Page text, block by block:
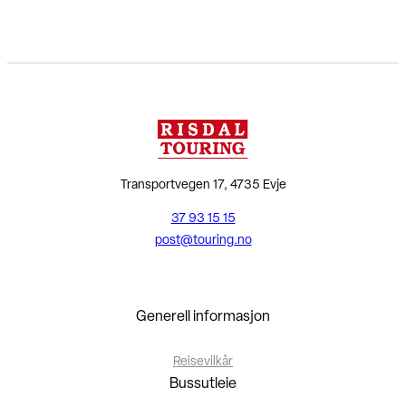
Transportvegen 17, 4735 Evje
37 93 15 15
post@touring.no
Generell informasjon
Reisevilkår
Bussutleie